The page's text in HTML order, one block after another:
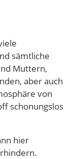
sämtliche
Muttern,
aber auch
von
schonungslos
hier